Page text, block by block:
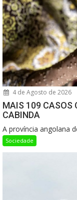
4 de Agosto de 2026
MAIS 109 CASOS
CABINDA
A província angolana
Sociedade